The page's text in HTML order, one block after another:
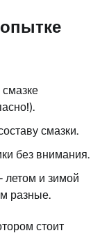
смазки.
без внимания.
летом и зимой
разные.
стоит